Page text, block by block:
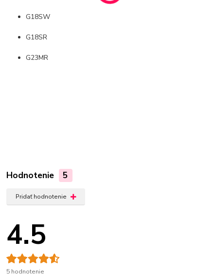
G18SW
G18SR
G23MR
Hodnotenie 5
Pridať hodnotenie
4.5
5 hodnotenie